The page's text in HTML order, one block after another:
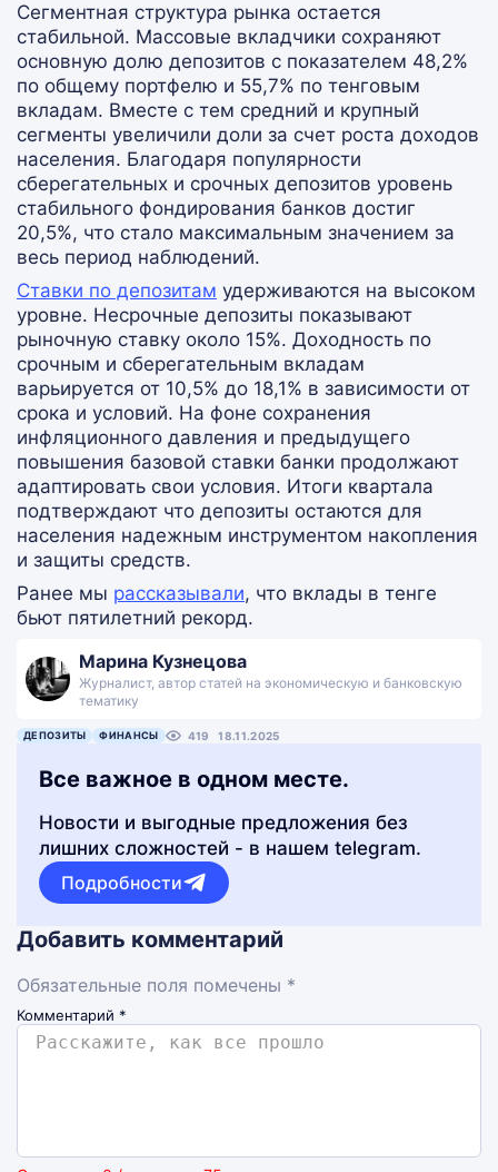
Сегментная структура рынка остается
стабильной. Массовые вкладчики сохраняют
основную долю депозитов с показателем 48,2%
по общему портфелю и 55,7% по тенговым
вкладам. Вместе с тем средний и крупный
сегменты увеличили доли за счет роста доходов
населения. Благодаря популярности
сберегательных и срочных депозитов уровень
стабильного фондирования банков достиг
20,5%, что стало максимальным значением за
весь период наблюдений.
Ставки по депозитам удерживаются на высоком
уровне. Несрочные депозиты показывают
рыночную ставку около 15%. Доходность по
срочным и сберегательным вкладам
варьируется от 10,5% до 18,1% в зависимости от
срока и условий. На фоне сохранения
инфляционного давления и предыдущего
повышения базовой ставки банки продолжают
адаптировать свои условия. Итоги квартала
подтверждают что депозиты остаются для
населения надежным инструментом накопления
и защиты средств.
Ранее мы рассказывали, что вклады в тенге
бьют пятилетний рекорд.
Марина Кузнецова
Журналист, автор статей на экономическую и банковскую
тематику
ДЕПОЗИТЫ ФИНАНСЫ 419 18.11.2025
Все важное в одном месте.
Новости и выгодные предложения без
лишних сложностей - в нашем telegram.
Подробности
Добавить комментарий
Обязательные поля помечены *
Комментарий *